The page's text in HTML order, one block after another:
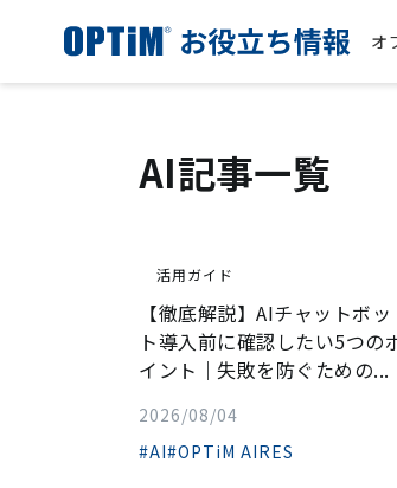
オ
AI記事一覧
活用ガイド
【徹底解説】AIチャットボッ
ト導入前に確認したい5つの
イント｜失敗を防ぐための...
2026/08/04
#AI#OPTiM AIRES